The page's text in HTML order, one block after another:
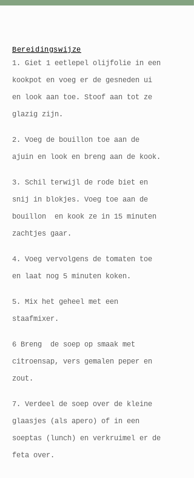
Bereidingswijze
1. Giet 1 eetlepel olijfolie in een
kookpot en voeg er de gesneden ui
en look aan toe. Stoof aan tot ze
glazig zijn.
2. Voeg de bouillon toe aan de
ajuin en look en breng aan de kook.
3. Schil terwijl de rode biet en
snij in blokjes. Voeg toe aan de
bouillon en kook ze in 15 minuten
zachtjes gaar.
4. Voeg vervolgens de tomaten toe
en laat nog 5 minuten koken.
5. Mix het geheel met een
staafmixer.
6 Breng de soep op smaak met
citroensap, vers gemalen peper en
zout.
7. Verdeel de soep over de kleine
glaasjes (als apero) of in een
soeptas (lunch) en verkruimel er de
feta over.